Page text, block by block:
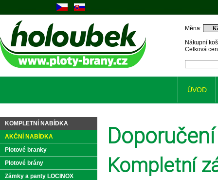
Kompletní
KOMPLETNÍ NABÍDKA
AKČNÍ NABÍDKA
Plotové branky
Plotové brány
Zámky a panty LOCINOX
Nákupní
Celková
Měna:
ÚVOD